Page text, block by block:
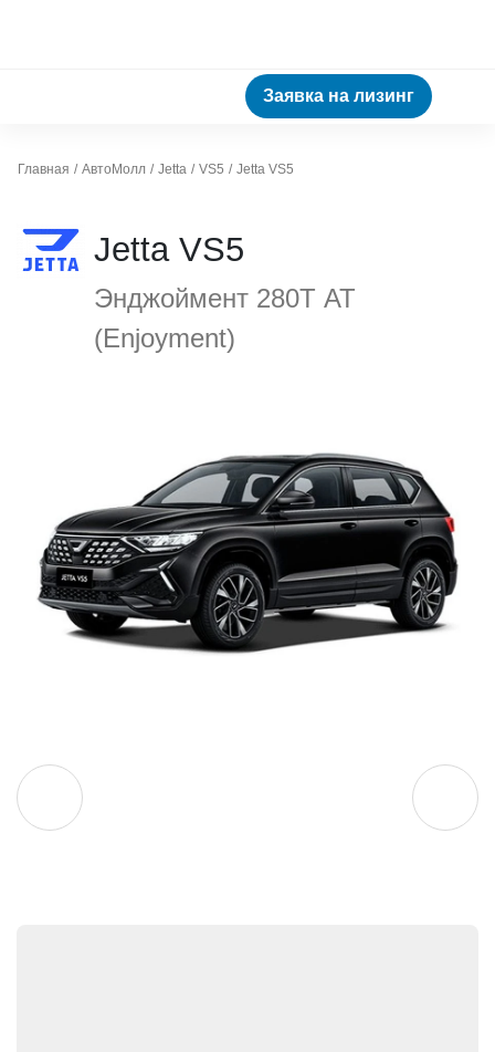
Заявка на лизинг
Главная АвтоМолл Jetta VS5 Jetta VS5
Jetta VS5
Энджоймент 280Т АТ
(Enjoyment)